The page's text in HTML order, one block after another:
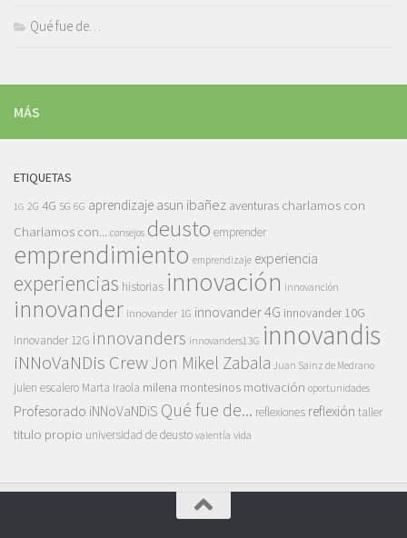
Qué fue de…
MÁS
ETIQUETAS
1G 2G 4G 5G 6G aprendizaje asun ibañez aventuras charlamos con
Charlamos con... consejos deusto emprender
emprendimiento emprendizaje experiencia
experiencias historias innovación innovanción
innovander innovander 1G innovander 4G innovander 10G
innovander 12G innovanders innovanders13G innovandis
iNNoVaNDis CrewJon Mikel Zabala Juan Sainz de Medrano
julen escalero Marta Iraola milena montesinos motivación oportunidades
Profesorado iNNoVaNDiS Qué fue de... reflexiones reflexión taller
titulo propio universidad de deusto valentía vida